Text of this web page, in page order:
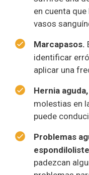
en cuenta
vasos
Marcapasos.
identificar
aplicar una
Hernia
molestias en
puede
Problemas
padezcan